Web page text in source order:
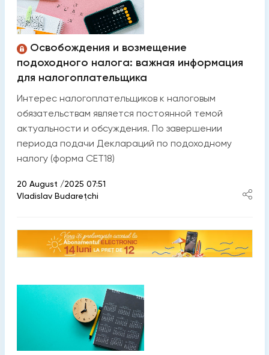
Освобождения и возмещение
подоходного налога: важная информация
для налогоплательщика
Интерес налогоплательщиков к налоговым
обязательствам является постоянной темой
актуальности и обсуждения. По завершении
периода подачи Деклараций по подоходному
налогу (форма CET18)
20 August /2025 07:51
Vladislav Budarețchi